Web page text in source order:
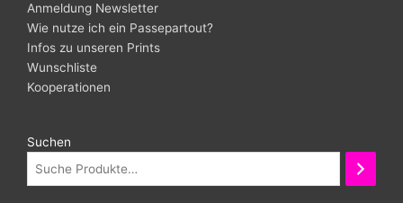
Anmeldung Newsletter
Wie nutze ich ein Passepartout?
Infos zu unseren Prints
Wunschliste
Kooperationen
Suchen